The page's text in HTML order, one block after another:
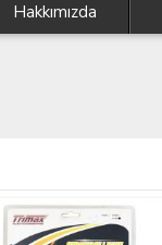
Hakkımızda